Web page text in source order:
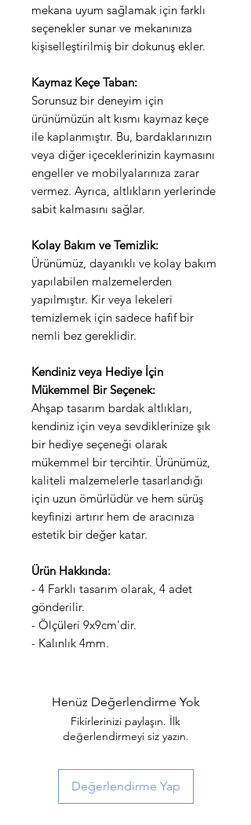
mekana uyum sağlamak için farklı
seçenekler sunar ve mekanınıza
kişiselleştirilmiş bir dokunuş ekler.
Kaymaz Keçe Taban:
Sorunsuz bir deneyim için
ürünümüzün alt kısmı kaymaz keçe
ile kaplanmıştır. Bu, bardaklarınızın
veya diğer içeceklerinizin kaymasını
engeller ve mobilyalarınıza zarar
vermez. Ayrıca, altlıkların yerlerinde
sabit kalmasını sağlar.
Kolay Bakım ve Temizlik:
Ürünümüz, dayanıklı ve kolay bakım
yapılabilen malzemelerden
yapılmıştır. Kir veya lekeleri
temizlemek için sadece hafif bir
nemli bez gereklidir.
Kendiniz veya Hediye İçin
Mükemmel Bir Seçenek:
Ahşap tasarım bardak altlıkları,
kendiniz için veya sevdiklerinize şık
bir hediye seçeneği olarak
mükemmel bir tercihtir. Ürünümüz,
kaliteli malzemelerle tasarlandığı
için uzun ömürlüdür ve hem sürüş
keyfinizi artırır hem de aracınıza
estetik bir değer katar.
Ürün Hakkında:
- 4 Farklı tasarım olarak, 4 adet
gönderilir.
- Ölçüleri 9x9cm'dir.
- Kalınlık 4mm.
Henüz Değerlendirme Yok
Fikirlerinizi paylaşın. İlk
değerlendirmeyi siz yazın.
Değerlendirme Yap